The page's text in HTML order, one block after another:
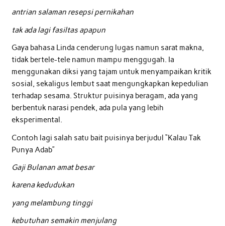
antrian salaman resepsi pernikahan
tak ada lagi fasiltas apapun
Gaya bahasa Linda cenderung lugas namun sarat makna,
tidak bertele-tele namun mampu menggugah. Ia
menggunakan diksi yang tajam untuk menyampaikan kritik
sosial, sekaligus lembut saat mengungkapkan kepedulian
terhadap sesama. Struktur puisinya beragam, ada yang
berbentuk narasi pendek, ada pula yang lebih
eksperimental.
Contoh lagi salah satu bait puisinya berjudul “Kalau Tak
Punya Adab”
Gaji Bulanan amat besar
karena kedudukan
yang melambung tinggi
kebutuhan semakin menjulang